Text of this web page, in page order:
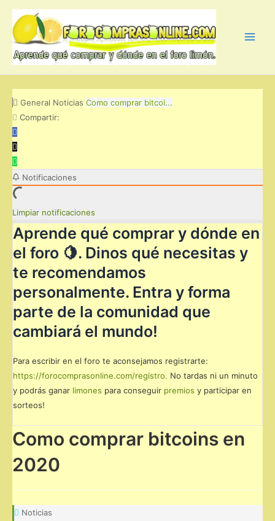
contenido
General Noticias Como comprar bitcoi...
Compartir:
Notificaciones
Limpiar notificaciones
Aprende qué comprar y dónde en
el foro 🍋. Dinos qué necesitas y
te recomendamos
personalmente. Entra y forma
parte de la comunidad que
cambiará el mundo!
Para escribir en el foro te aconsejamos registrarte:
https://forocomprasonline.com/registro. No tardas ni un minuto
y podrás ganar limones para conseguir premios y participar en
sorteos!
Como comprar bitcoins en
2020
Noticias